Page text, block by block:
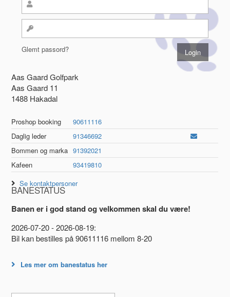
Glemt passord?
Aas Gaard Golfpark
Aas Gaard 11
1488 Hakadal
Proshop booking
90611116
Daglig leder
91346692
Bommen og marka 91392021
Kafeen
93419810
Se kontaktpersoner
BANESTATUS
Banen er i god stand og velkommen skal du være!
2026-07-20 - 2026-08-19:
Bil kan bestilles på 90611116 mellom 8-20
Les mer om banestatus her